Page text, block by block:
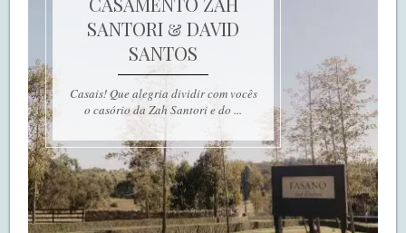
SANTORI & DAVID
SANTOS
Casais! Que alegria dividir com vocês
o casório da Zah Santori e do ...